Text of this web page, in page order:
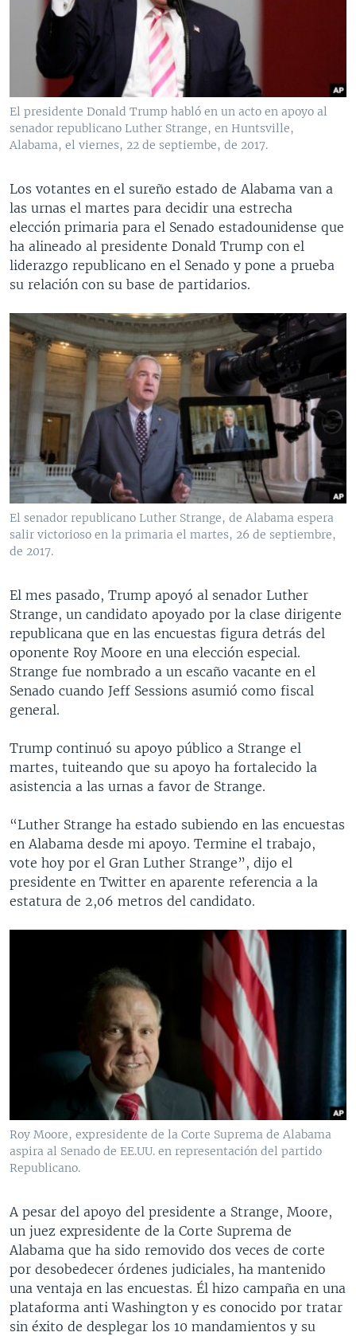
VENEZUELA
BRASIL
NICARAGUA
ECONOMÍA
ENTRETENIMIENTO Y CULTURA
TECNOLOGÍA
DEPORTES
CIENCIA Y SALUD
MULTIMEDIA
VIDEOS
FOTOGRAFÍA
AUDIOS
PROGRAMAS TV
EL MUNDO AL DÍA
FORO INTERAMERICANO
VISIÓN 360
PANORAMA
RADIO
AVANCE INFORMATIVO
AUDIONOTICIAS
ESTADOS UNIDOS AL DÍA
EL MUNDO AL DÍA [RADIO]
FORO [RADIO]
DEPORTIVO INTERNACIONAL
ENTRETENIMIENTO
DIRECT
DOCUMENTALES DE LA VOA
SÍGANOS
Idiomas
El presidente Donald Trump habló en un acto en apoyo al
senador republicano Luther Strange, en Huntsville,
Alabama, el viernes, 22 de septiembe, de 2017.
Los votantes en el sureño estado de Alabama van a
las urnas el martes para decidir una estrecha
elección primaria para el Senado estadounidense que
ha alineado al presidente Donald Trump con el
liderazgo republicano en el Senado y pone a prueba
su relación con su base de partidarios.
El senador republicano Luther Strange, de Alabama espera
salir victorioso en la primaria el martes, 26 de septiembre,
de 2017.
El mes pasado, Trump apoyó al senador Luther
Strange, un candidato apoyado por la clase dirigente
republicana que en las encuestas figura detrás del
oponente Roy Moore en una elección especial.
Strange fue nombrado a un escaño vacante en el
Senado cuando Jeff Sessions asumió como fiscal
general.
Trump continuó su apoyo público a Strange el
martes, tuiteando que su apoyo ha fortalecido la
asistencia a las urnas a favor de Strange.
“Luther Strange ha estado subiendo en las encuestas
en Alabama desde mi apoyo. Termine el trabajo,
vote hoy por el Gran Luther Strange”, dijo el
presidente en Twitter en aparente referencia a la
estatura de 2,06 metros del candidato.
Roy Moore, expresidente de la Corte Suprema de Alabama
aspira al Senado de EE.UU. en representación del partido
Republicano.
A pesar del apoyo del presidente a Strange, Moore,
un juez expresidente de la Corte Suprema de
Alabama que ha sido removido dos veces de corte
por desobedecer órdenes judiciales, ha mantenido
una ventaja en las encuestas. Él hizo campaña en una
plataforma anti Washington y es conocido por tratar
sin éxito de desplegar los 10 mandamientos y su